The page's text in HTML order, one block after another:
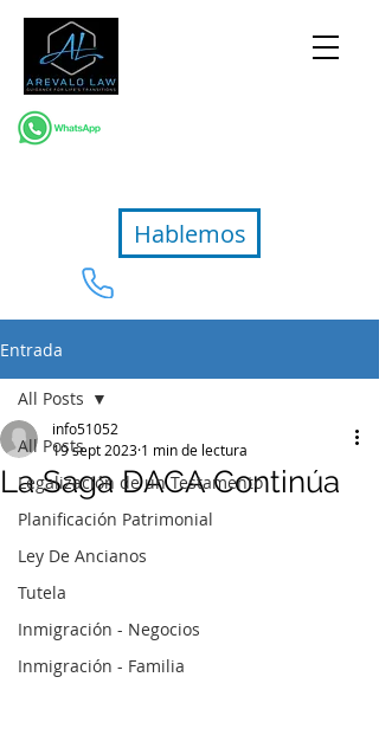
Hablemos
Entrada
All Posts
Legalización de un Testamento
Planificación Patrimonial
Ley De Ancianos
Tutela
Inmigración - Negocios
Inmigración - Familia
All Posts
La Saga DACA Continúa
info51052
19 sept 2023 1 min de lectura